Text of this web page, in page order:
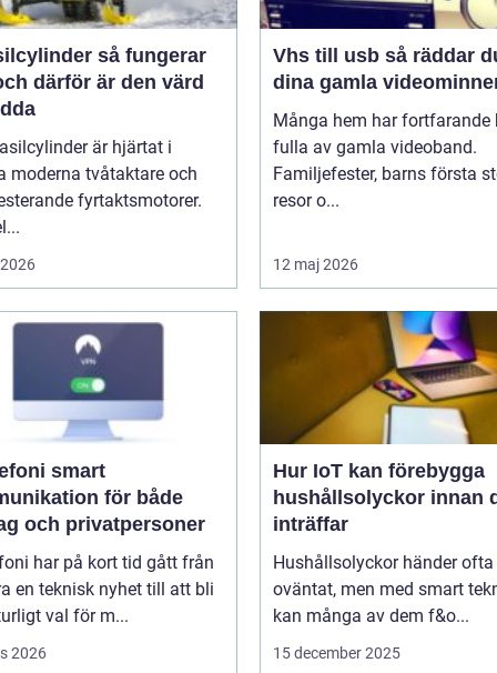
så fungerar
därför är den värd
är hjärtat i
moderna tvåtaktare och
fyrtaktsmotorer.
Vhs till usb så räddar du
dina gamla
Många hem har fortfarande
fulla av gamla videoband.
Familjefester, barns första
resor o...
12 maj 2026
smart
för både
och privatpersoner
har på kort tid gått från
en teknisk nyhet till att bli
val för m...
2026
Hur IoT kan förebygga
hushållsolyckor innan
inträffar
Hushållsolyckor händer ofta
oväntat, men med smart
kan många av dem f&o...
15 december 2025